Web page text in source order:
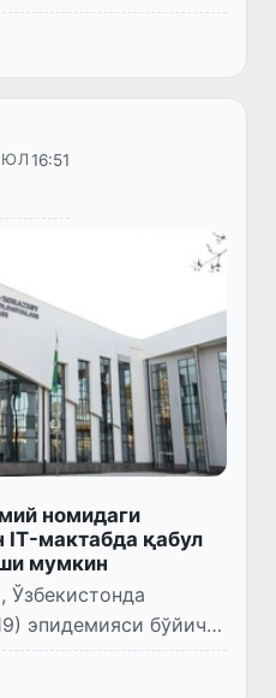
ўз эшикларини
16:51
номидаги
IT​-мактабда қабул
мумкин
Ўзбекистонда
эпидемияси бўйича
режими вақтида
тармоқ